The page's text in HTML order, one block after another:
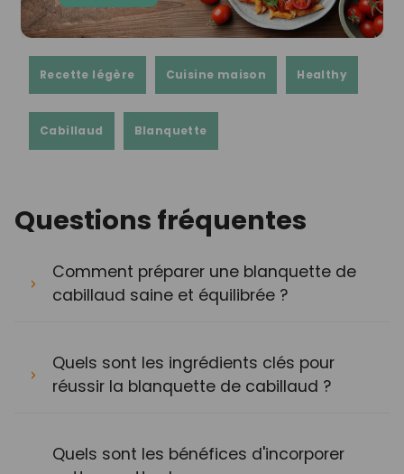
Recette légère Cuisine maison Healthy
Cabillaud Blanquette
Questions fréquentes
Comment préparer une blanquette de
cabillaud saine et équilibrée ?
Quels sont les ingrédients clés pour
réussir la blanquette de cabillaud ?
Quels sont les bénéfices d'incorporer